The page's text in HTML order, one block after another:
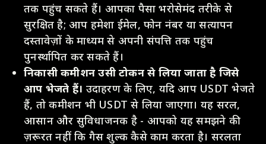
तक पहुंच सकते हैं। आपका पैसा भरोसेमंद तरीके से
सुरक्षित है; आप हमेशा ईमेल, फोन नंबर या सत्यापन
दस्तावेज़ों के माध्यम से अपनी संपत्ति तक पहुंच
पुनर्स्थापित कर सकते हैं।
निकासी कमीशन उसी टोकन से लिया जाता है जिसे
आप भेजते हैं। उदाहरण के लिए, यदि आप USDT भेजते
हैं, तो कमीशन भी USDT से लिया जाएगा। यह सरल,
आसान और सुविधाजनक है - आपको यह समझने की
ज़रूरत नहीं कि गैस शुल्क कैसे काम करता है। सरलता